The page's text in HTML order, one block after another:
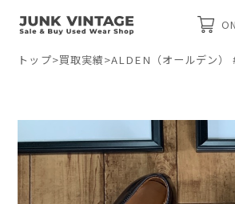
トップ>買取実績>ALDEN（オールデン）